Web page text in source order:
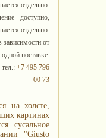
отдельно.
- доступно,
отдельно.
зависимости от
поставке.
+7 495 796
00 73
на холсте,
картинах
сусальное
"Giusto